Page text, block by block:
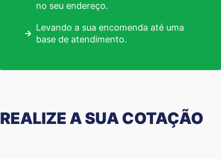
no seu endereço.
Levando a sua encomenda até uma
base de atendimento.
REALIZE A SUA COTAÇÃO